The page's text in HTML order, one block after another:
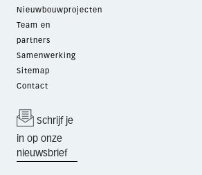
Nieuwbouwprojecten
Team en
partners
Samenwerking
Sitemap
Contact
Schrijf je
in op onze
nieuwsbrief